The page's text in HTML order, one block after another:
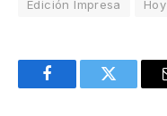
Edición Impresa Hoy
FacebookTwitter